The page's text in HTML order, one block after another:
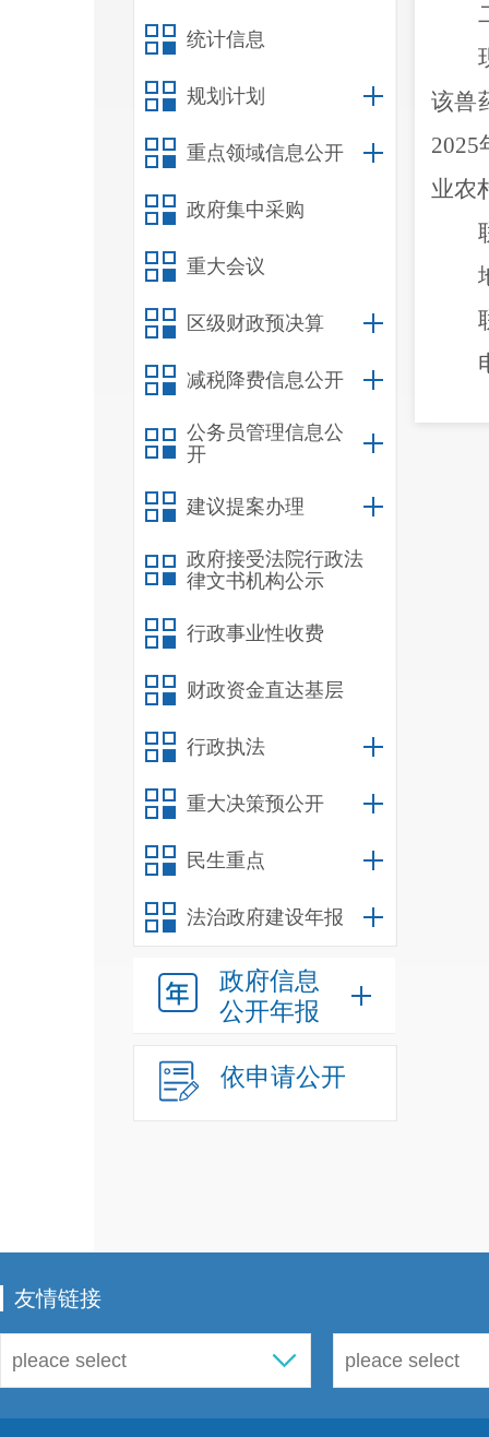
统计信息
规划计划
重点领域信息公开
政府集中采购
重大会议
区级财政预决算
减税降费信息公开
公务员管理信息公
开
建议提案办理
政府接受法院行政法
律文书机构公示
行政事业性收费
财政资金直达基层
行政执法
重大决策预公开
民生重点
法治政府建设年报
政府信息
公开年报
依申请公开
该兽
2025
业农
友情链接